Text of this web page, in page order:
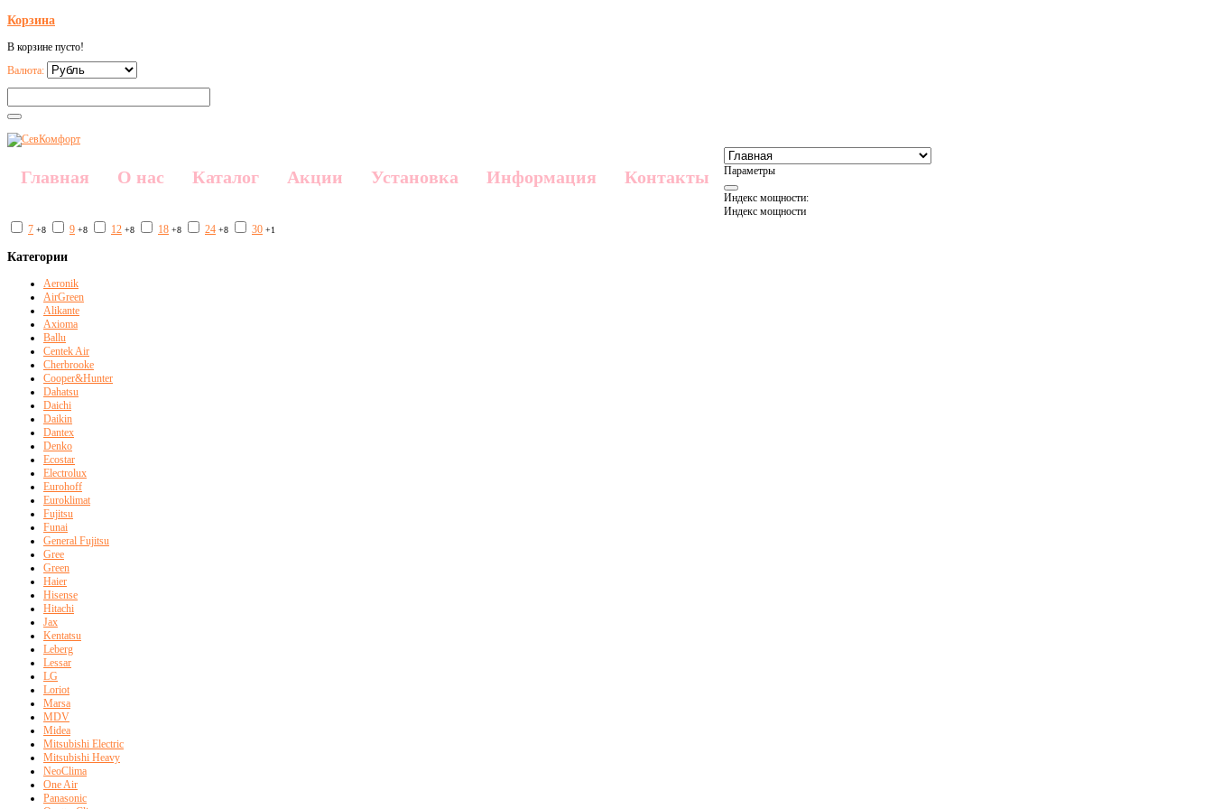
Корзина
В корзине пусто!
Валюта:
Главная О нас Каталог Акции Установка Информация Контакты Параметры
Индекс мощности:
Индекс мощности
7 +8 9 +8 12 +8 18 +8 24 +8 30 +1
Категории
Aeronik
AirGreen
Alikante
Axioma
Ballu
Centek Air
Cherbrooke
Cooper&Hunter
Dahatsu
Daichi
Daikin
Dantex
Denko
Ecostar
Electrolux
Eurohoff
Euroklimat
Fujitsu
Funai
General Fujitsu
Gree
Green
Haier
Hisense
Hitachi
Jax
Kentatsu
Leberg
Lessar
LG
Loriot
Marsa
MDV
Midea
Mitsubishi Electric
Mitsubishi Heavy
NeoClima
One Air
Panasonic